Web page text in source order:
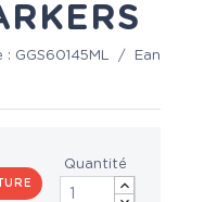
: GGS60145ML /
Ean
Quantité